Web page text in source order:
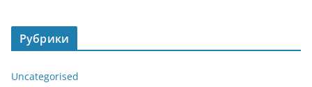
Рубрики
Uncategorised